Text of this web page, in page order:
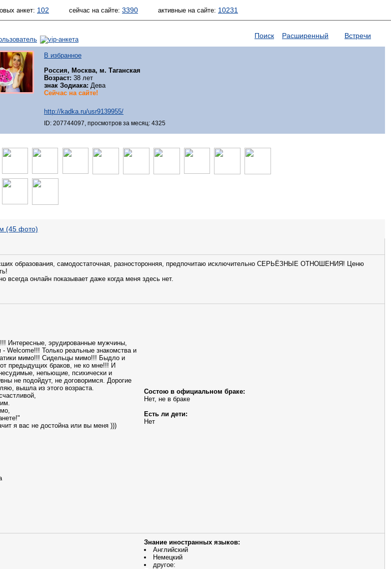
анкет: 102 сейчас на сайте: 3390 активные на сайте: 10231
Поиск Расширенный Встречи
В избранное
Россия, Москва, м. Таганская
Возраст: 38 лет
знак Зодиака: Дева
Сейчас на сайте!
http://kadka.ru/usr9139955/
ID: 207744097, просмотров за месяц: 4325
(45 фото)
образования, самодостаточная, разносторонняя, предпочитаю исключительно СЕРЬЁЗНЫЕ ОТНОШЕНИЯ! Ценю
всегда онлайн показывает даже когда меня здесь нет.
Интересные, эрудированные мужчины,
Welcome!!! Только реальные знакомства и
мимо!!! Сидельцы мимо!!! Быдло и
предыдущих браков, не ко мне!!! И
непьющие, психически и
не подойдут, не договоримся. Дорогие
вышла из этого возраста.
я вас не достойна или вы меня )))
Состою в официальном браке:
Нет, не в браке
Есть ли дети:
Нет
Знание иностранных языков:
Английский
Немецкий
другое: